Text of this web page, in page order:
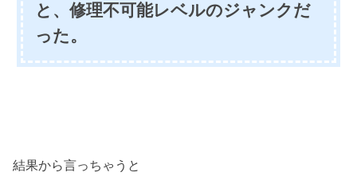
と、修理不可能レベルのジャンクだ
った。
結果から言っちゃうと